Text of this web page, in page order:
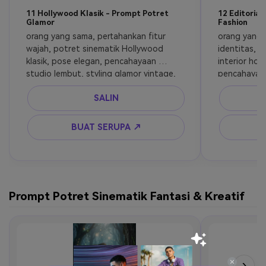
11 Hollywood Klasik - Prompt Potret
Glamor
orang yang sama, pertahankan fitur
wajah, potret sinematik Hollywood
klasik, pose elegan, pencahayaan
studio lembut, styling glamor vintage,
tampilan lensa 85mm, makeup halus,
grading warna hangat, atmosfer
bintang film mewah, ultra realistis
SALIN
BUAT SERUPA ↗
12 Editorial
Fashion
orang yang
identitas,
interior
komposisi
realistis,
atas
Prompt Potret Sinematik Fantasi & Kreatif